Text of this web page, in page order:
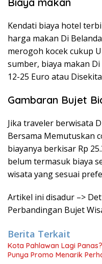
Kendati biaya hotel
harga makan Di
merogoh kocek cukup
sumber, biaya makan
12-25 Euro atau
Gambaran Bujet
Jika traveler berwisata
Bersama Memutuskan
biayanya berkisar Rp
belum termasuk biaya
wisata yang sesuai
Artikel ini disadur –>
Perbandingan Bujet
Berita Terkait
Kota Pahlawan Lagi
Punya Promo Menarik